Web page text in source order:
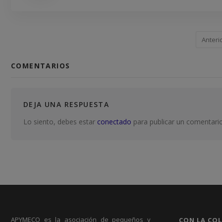
COMENTARIOS
DEJA UNA RESPUESTA
Lo siento, debes estar conectado para publicar un
APYMECO es la asociación de pequeños y
CON LA